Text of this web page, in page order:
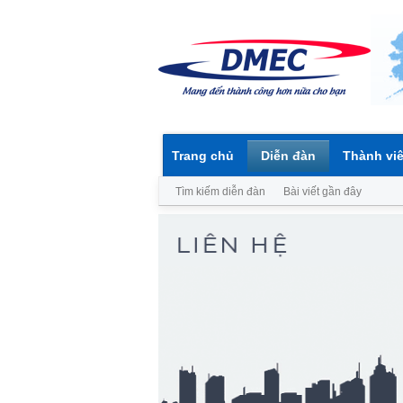
Trang chủ Diễn đàn
Tìm kiếm diễn đàn Bài viết gần đây
Thành